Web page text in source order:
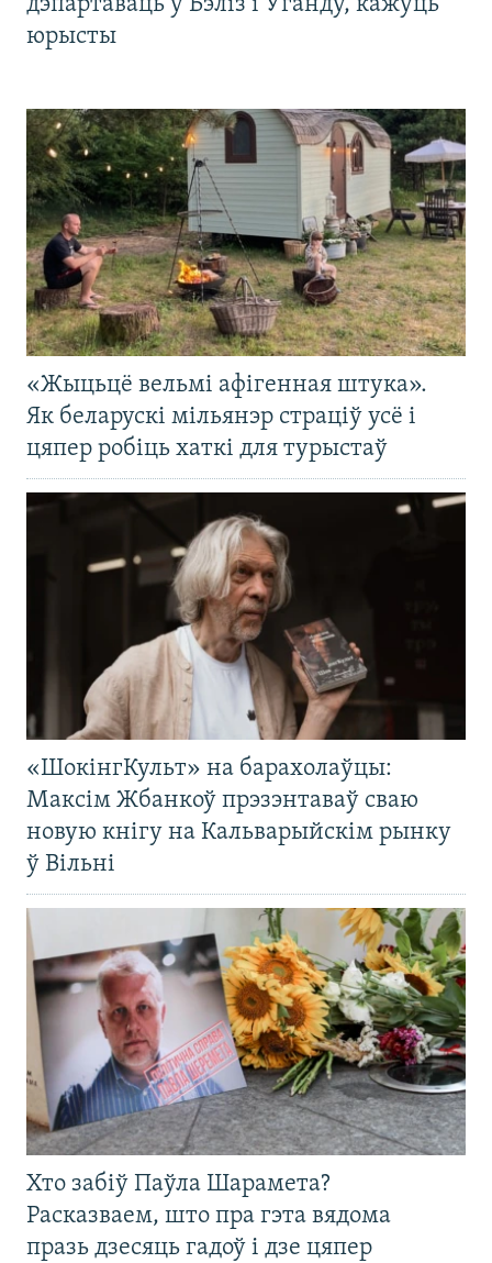
дэпартаваць у Бэліз і Ўганду, кажуць
юрысты
«Жыцьцё вельмі афігенная штука».
Як беларускі мільянэр страціў усё і
цяпер робіць хаткі для турыстаў
«ШокінгКульт» на барахолаўцы:
Максім Жбанкоў прэзэнтаваў сваю
новую кнігу на Кальварыйскім рынку
ў Вільні
Хто забіў Паўла Шарамета?
Расказваем, што пра гэта вядома
празь дзесяць гадоў і дзе цяпер